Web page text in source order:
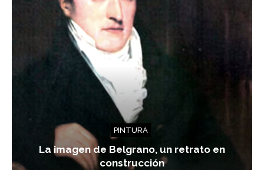
PINTURA
La imagen de Belgrano, un retrato en
construcción